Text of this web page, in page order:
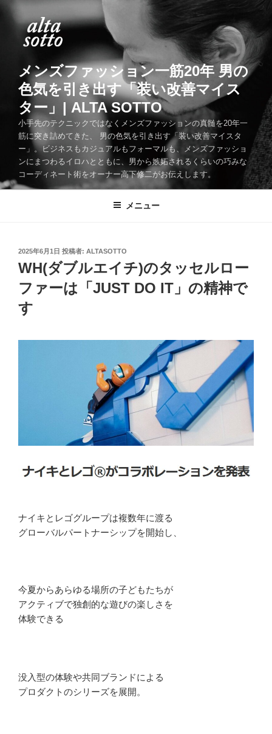
メンズファッション一筋20年 男の
色気を引き出す「装い改善マイス
ター」| ALTA SOTTO
小手先のテクニックではなくメンズファッションの真髄を20年一
筋に突き詰めてきた、 男の色気を引き出す「装い改善マイスタ
ー」。ビジネスもカジュアルもフォーマルも、メンズファッショ
ンにまつわるイロハとともに、男から嫉妬されるくらいの巧みな
コーディネート術をオーナー高下修二がお伝えします。
メニュー
投
稿
日:
2025年6月1日 投稿者: ALTASOTTO
WH(ダブルエイチ)のタッセルロー
ファーは「JUST DO IT」の精神で
す
ナイキとレゴグループは複数年に渡る
グローバルパートナーシップを開始し、
今夏からあらゆる場所の子どもたちが
アクティブで独創的な遊びの楽しさを
体験できる
没入型の体験や共同ブランドによる
プロダクトのシリーズを展開。